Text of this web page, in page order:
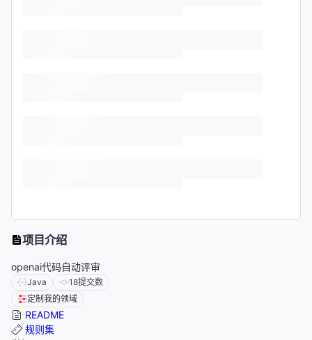
项目介绍
openai代码自动评审
Java 18提交数
定制我的领域
README
规则集